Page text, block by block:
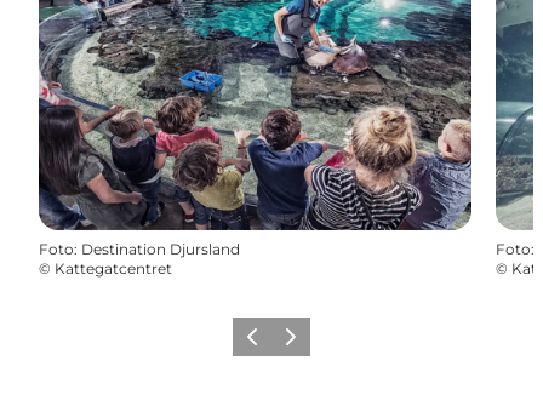
Foto: Destination Djursland
© Kattegatcentret
Foto:
©
ForrigeNæste